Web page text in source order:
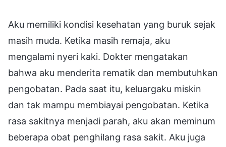
Aku memiliki kondisi kesehatan yang buruk sejak
masih muda. Ketika masih remaja, aku
mengalami nyeri kaki. Dokter mengatakan
bahwa aku menderita rematik dan membutuhkan
pengobatan. Pada saat itu, keluargaku miskin
dan tak mampu membiayai pengobatan. Ketika
rasa sakitnya menjadi parah, aku akan meminum
beberapa obat penghilang rasa sakit. Aku juga